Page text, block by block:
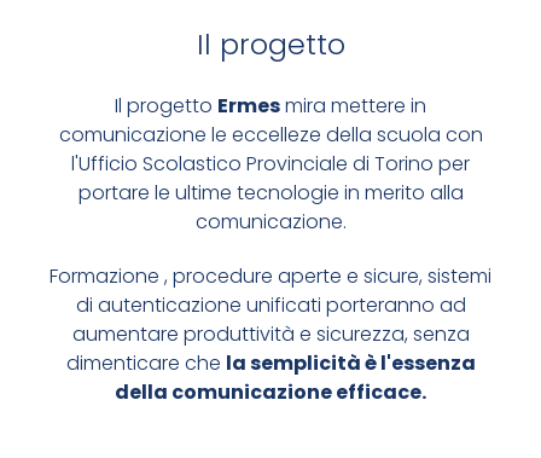
CREDIAMO NELL'OPENSOURCE, DIAMO MASSIMA
CODICE SICURO E APERTO
SIAMO SU GITHUB
Il progetto
Il progetto Ermesmira mettere in
comunicazione le eccelleze della scuola con
l'Ufficio Scolastico Provinciale di Torino per
portare le ultime tecnologie in merito alla
comunicazione.
Formazione , procedure aperte e sicure, sistemi
di autenticazione unificati porteranno ad
aumentare produttività e sicurezza, senza
dimenticare che la semplicità è l'essenza
della comunicazione efficace.